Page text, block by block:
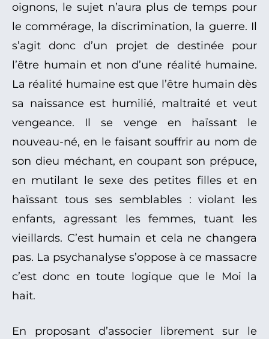
oignons, le sujet n’aura plus de temps pour
le commérage, la discrimination, la guerre. Il
s’agit donc d’un projet de destinée pour
l’être humain et non d’une réalité humaine.
La réalité humaine est que l’être humain dès
sa naissance est humilié, maltraité et veut
vengeance. Il se venge en haïssant le
nouveau-né, en le faisant souffrir au nom de
son dieu méchant, en coupant son prépuce,
en mutilant le sexe des petites filles et en
haïssant tous ses semblables : violant les
enfants, agressant les femmes, tuant les
vieillards. C’est humain et cela ne changera
pas. La psychanalyse s’oppose à ce massacre
c’est donc en toute logique que le Moi la
hait.
En proposant d’associer librement sur le